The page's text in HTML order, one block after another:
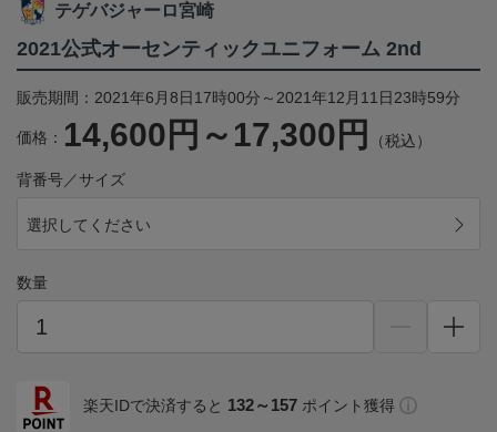
テゲバジャーロ宮崎
2021公式オーセンティックユニフォーム 2nd
販売期間：2021年6月8日17時00分～2021年12月11日23時59分
価格： 14,600円～17,300円 （税込）
背番号／サイズ
選択してください
数量
楽天IDで決済すると 132～157 ポイント獲得